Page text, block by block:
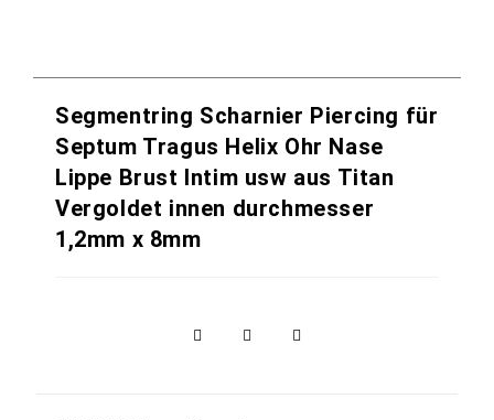
Segmentring Scharnier Piercing für
Septum Tragus Helix Ohr Nase
Lippe Brust Intim usw aus Titan
Vergoldet innen durchmesser
1,2mm x 8mm